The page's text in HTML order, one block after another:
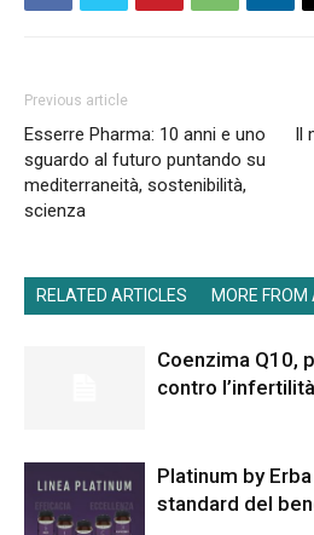
Previous article
Esserre Pharma: 10 anni e uno
sguardo al futuro puntando su
mediterraneità, sostenibilità,
scienza
Il
RELATED ARTICLES MORE FROM
Coenzima Q10,
contro
Platinum by
standard del